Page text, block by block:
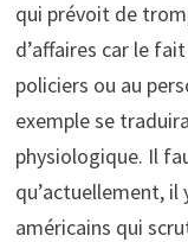
qui prévoit de
d’affaires car le
policiers ou au
exemple se
physiologique. Il
qu’actuellement, il
américains qui